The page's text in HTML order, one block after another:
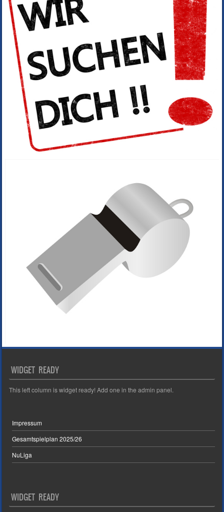
WIDGET READY
This left column is widget ready! Add one in the admin panel.
Impressum
Gesamtspielplan 2025/26
NuLiga
WIDGET READY